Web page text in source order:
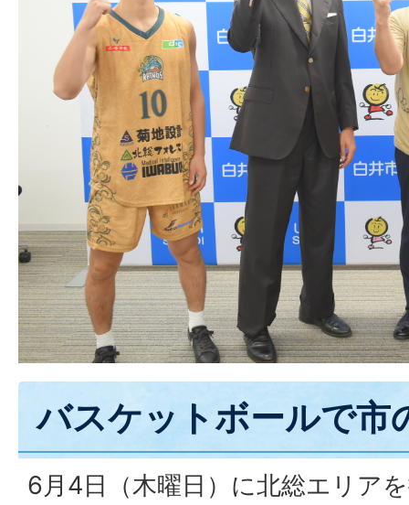
バスケットボールで市
6月4日（木曜日）に北総エリア